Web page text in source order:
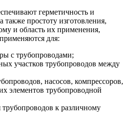
герметичность и
также простоту изготовления,
и область их применения,
для:
с трубопроводами;
участков трубопроводов между
насосов, компрессоров,
элементов трубопроводной
к различному